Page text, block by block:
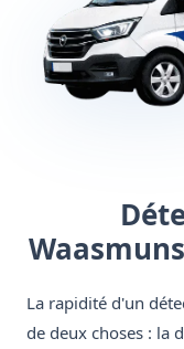
La rapidité d'un
de deux choses : la